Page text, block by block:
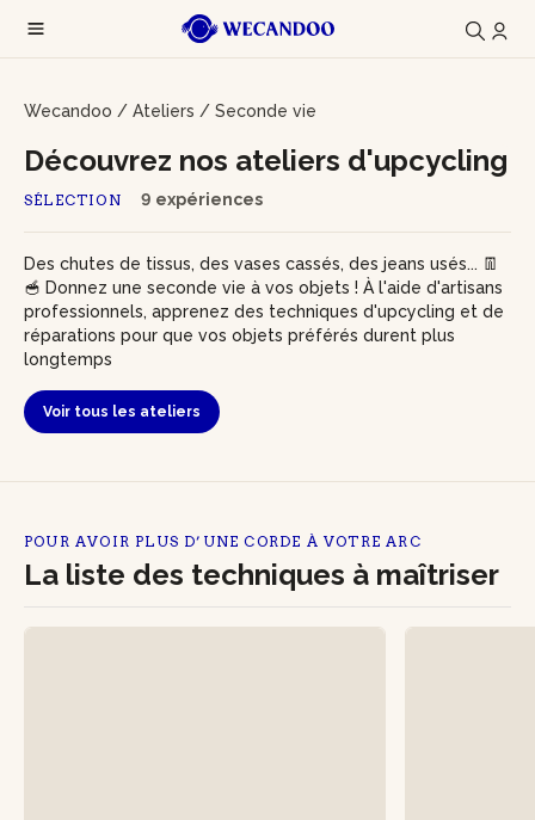
Wecandoo / Ateliers / Seconde vie
SÉLECTION 9 expériences
Découvrez nos ateliers d'upcycling
Des chutes de tissus, des vases cassés, des jeans usés... 👖
🥣 Donnez une seconde vie à vos objets ! À l'aide d'artisans
professionnels, apprenez des techniques d'upcycling et de
réparations pour que vos objets préférés durent plus
longtemps
Voir tous les ateliers
POUR AVOIR PLUS D’UNE CORDE À VOTRE ARC
La liste des techniques à maîtriser